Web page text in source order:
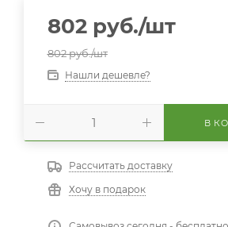
802руб./шт
802руб./шт
Нашли дешевле?
В
Рассчитать доставку
Хочу в подарок